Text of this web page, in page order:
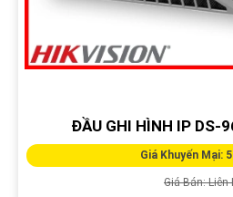
ĐẦU GHI HÌNH IP DS-
Giá Khuyến Mại:
Giá Bán: Liên